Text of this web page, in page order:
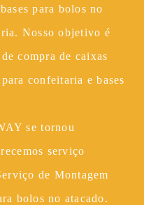
para bolos no
Nosso objetivo é
compra de caixas
confeitaria e bases
se tornou
serviço
de Montagem
bolos no atacado.